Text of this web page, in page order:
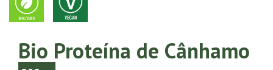
Bio Proteína de Cânhamo